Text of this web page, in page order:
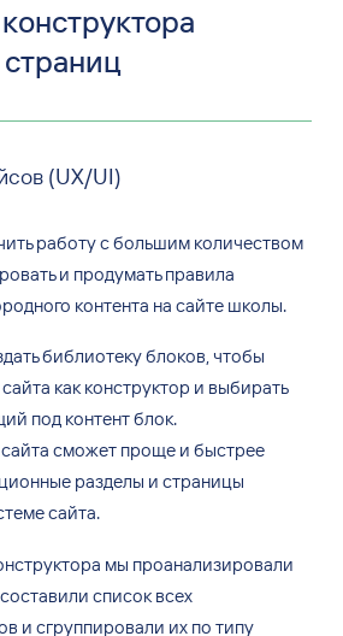
(UX/UI)
работу сбольшим количеством
и продумать правила
контента на сайте школы.
библиотеку блоков, чтобы
как конструктор и выбирать
под контент блок.
сможет проще и быстрее
разделы и страницы
сайта.
мы проанализировали
список всех
и сгруппировали их по типу